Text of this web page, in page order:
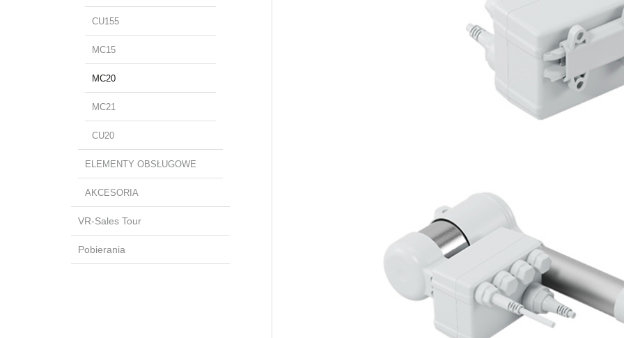
CU155
MC15
MC20
MC21
CU20
ELEMENTY OBSŁUGOWE
AKCESORIA
VR-Sales Tour
Pobierania